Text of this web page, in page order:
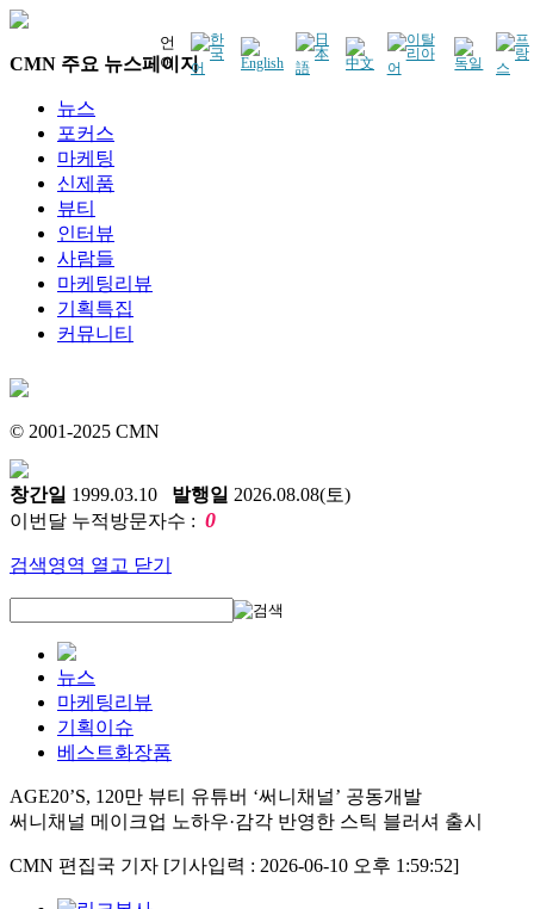
언
어
CMN 주요 뉴스페이지
뉴스
포커스
마케팅
신제품
뷰티
인터뷰
사람들
마케팅리뷰
기획특집
커뮤니티
© 2001-2025 CMN
창간일 1999.03.10 발행일 2026.08.08(토)
이번달 누적방문자수 : 0
검색영역 열고 닫기
뉴스
마케팅리뷰
기획이슈
베스트화장품
AGE20’S, 120만 뷰티 유튜버 ‘써니채널’ 공동개발
써니채널 메이크업 노하우·감각 반영한 스틱 블러셔 출시
CMN 편집국 기자 [기사입력 : 2026-06-10 오후 1:59:52]